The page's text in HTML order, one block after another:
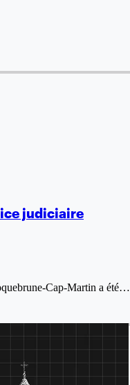
judiciaire
Cap-Martin a été…